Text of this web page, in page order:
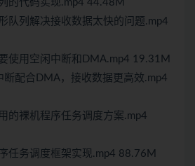
的代码实现.mp4 44.48M
队列解决接收数据太快的问题.mp4
使用空闲中断和DMA.mp4 19.31M
配合DMA，接收数据更高效.mp4
的裸机程序任务调度方案.mp4
任务调度框架实现.mp4 88.76M